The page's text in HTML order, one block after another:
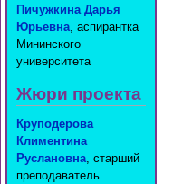
Пичужкина Дарья
Юрьевна, аспирантка
Мининского
университета
Жюри проекта
Круподерова
Климентина
Руслановна, старший
преподаватель